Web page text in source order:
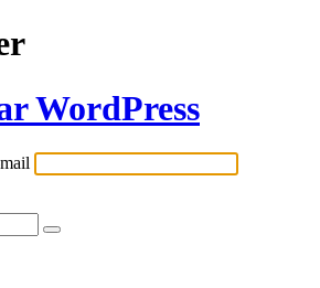
WordPress